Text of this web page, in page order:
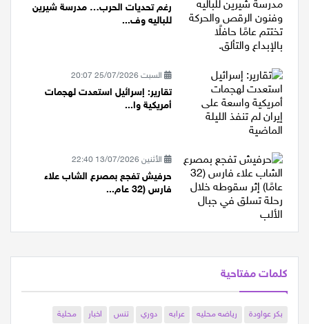
رغم تحديات الحرب… مدرسة شيرين
للباليه وف...
السبت 25/07/2026 20:07
تقارير: إسرائيل استعدت لهجمات
أمريكية وا...
الأثنين 13/07/2026 22:40
حرفيش تفجع بمصرع الشاب علاء
فارس (32 عام...
كلمات مفتاحية
بكر عواودة رياضه محليه عرابه دوري تنس اخبار
محلية